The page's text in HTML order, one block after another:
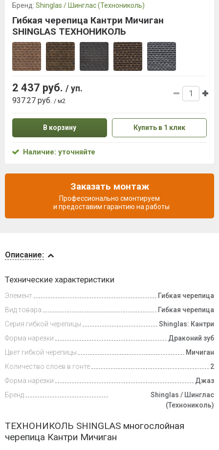
Видеообзоры
Доставка
Описание:
Технические характеристики
Элемент
Гибкая черепица
Вид товара
Гибкая черепица
Серия гибкой черепицы
Shinglas: Кантри
Форма нарезки
Драконий зуб
Цвет гибкой черепицы
Мичиган
Количество слоев в гонте
2
Форма нарезки
Джаз
Бренд
Shinglas / Шинглас
(Технониколь)
ТЕХНОНИКОЛЬ SHINGLAS многослойная
черепица Кантри Мичиган
Бренд: Shinglas / Шинглас (Технониколь)
Гибкая черепица Кантри Мичиган
SHINGLAS ТЕХНОНИКОЛЬ
2 437 руб. / уп.
937.27 руб. / м2
В корзину Купить в 1 клик
Наличие: уточняйте
Заказать монтаж
Профессионально смонтируем
и предоставим гарантию на работы